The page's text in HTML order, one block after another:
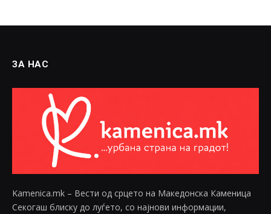
ЗА НАС
Kamenica.mk – Вести од срцето на Македонска Каменица
Секогаш блиску до луѓето, со најнови информации,